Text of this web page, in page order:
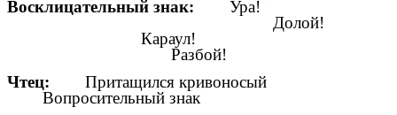
Восклицательный знак: Ура!
Долой!
Караул!
Разбой!
Чтец: Притащился кривоносый
Вопросительный знак